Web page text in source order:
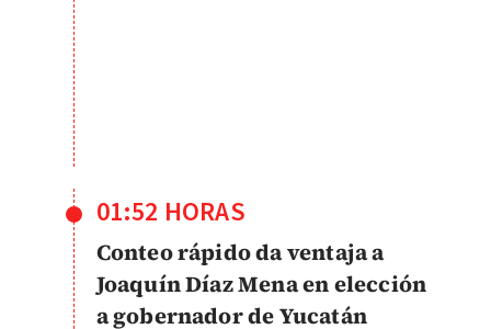
01:52 HORAS
Conteo rápido da ventaja a
Joaquín Díaz Mena en elección
a gobernador de Yucatán